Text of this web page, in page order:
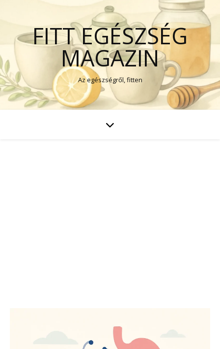
FITT EGÉSZSÉG
MAGAZIN
Az egészségről, fitten